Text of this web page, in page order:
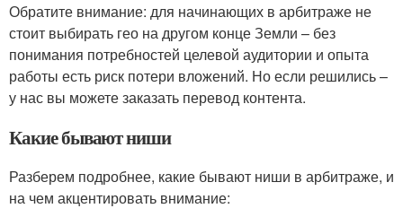
Обратите внимание: для начинающих в арбитраже не
стоит выбирать гео на другом конце Земли – без
понимания потребностей целевой аудитории и опыта
работы есть риск потери вложений. Но если решились –
у нас вы можете заказать перевод контента.
Какие бывают ниши
Разберем подробнее, какие бывают ниши в арбитраже, и
на чем акцентировать внимание: